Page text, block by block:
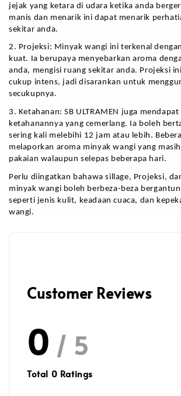
jejak yang ketara di udara ketika anda
manis dan menarik ini dapat menarik
sekitar anda.
2. Projeksi: Minyak wangi ini terkenal
kuat. Ia berupaya menyebarkan aroma
anda, mengisi ruang sekitar anda. Projeksi
cukup intens, jadi disarankan untuk
secukupnya.
3. Ketahanan: SB ULTRAMEN juga
ketahanannya yang cemerlang. Ia boleh
sering kali melebihi 12 jam atau lebih.
melaporkan aroma minyak wangi yang
pakaian walaupun selepas beberapa hari.
Perlu diingatkan bahawa sillage, Projeksi,
minyak wangi boleh berbeza-beza
seperti jenis kulit, keadaan cuaca, dan
wangi.
Customer Reviews
0 / 5
Total 0 Ratings